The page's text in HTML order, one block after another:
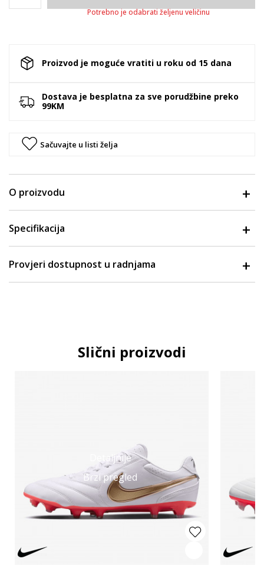
Potrebno je odabrati željenu veličinu
Proizvod je moguće vratiti u roku od 15 dana
Dostava je besplatna za sve porudžbine preko
99KM
Sačuvajte u listi želja
O proizvodu
Specifikacija
Provjeri dostupnost u radnjama
Slični proizvodi
Detaljnije
Brzi pregled